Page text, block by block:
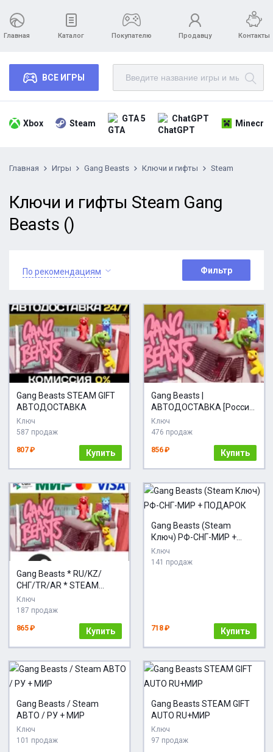
Главная Каталог Покупателю Продавцу Контакты
ВСЕ ИГРЫ
Xbox Steam GTA 5 ChatGPT
Главная Игры Gang Beasts Ключи и гифты Steam
Ключи и гифты Steam Gang
Beasts ()
По рекомендациям Фильтр
Gang Beasts STEAM GIFT
АВТОДОСТАВКА
Ключ
587 продаж
807 ₽ Купить
Gang Beasts |
АВТОДОСТАВКА [Россия
- Steam Gift]
Ключ
476 продаж
856 ₽ Купить
Gang Beasts * RU/KZ/
СНГ/TR/AR * STEAM
АВТОДОСТАВКА
Ключ
187 продаж
865 ₽ Купить
Gang Beasts (Steam
Ключ) РФ-СНГ-МИР +
ПОДАРОК
Ключ
141 продаж
718 ₽ Купить
Gang Beasts / Steam
АВТО / РУ + МИР
Ключ
101 продаж
Gang Beasts STEAM GIFT
AUTO RU+МИР
Ключ
97 продаж